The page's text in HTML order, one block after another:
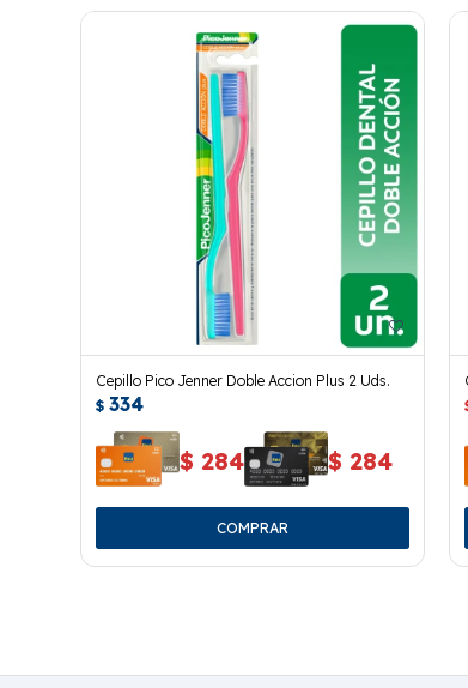
Cepillo Pico Jenner Doble Accion Plus 2 Uds.
$ 334
$ 284 $ 284